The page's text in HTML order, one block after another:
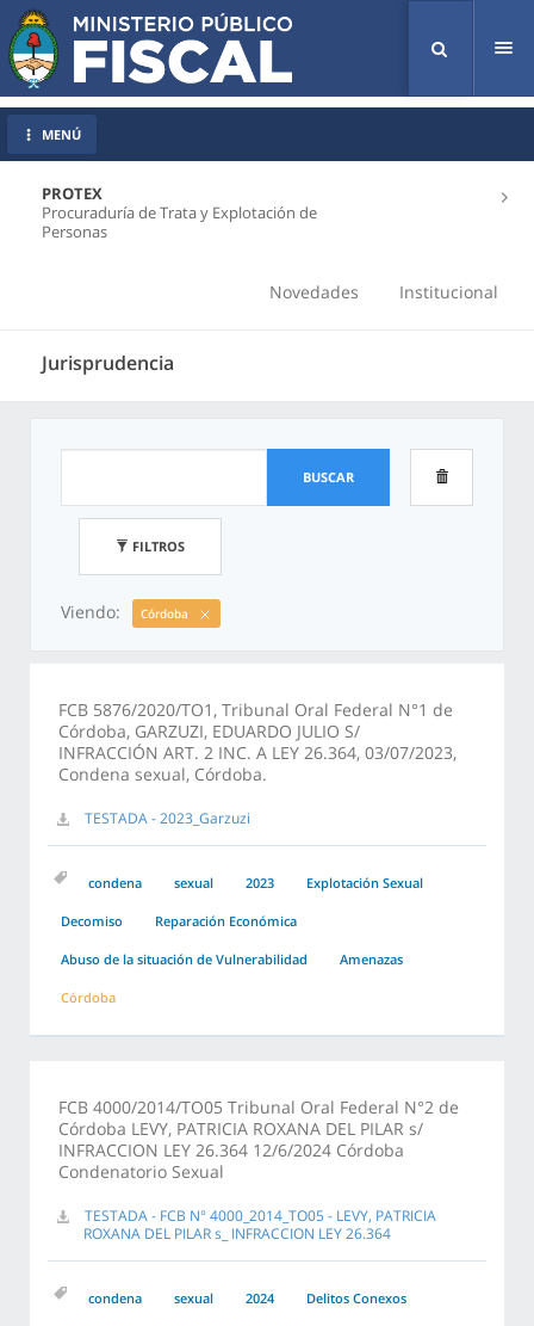
PROTEX
Procuraduría de Trata y Explotación de
Personas
Novedades Institucional
Jurisprudencia
MENÚ
BUSCAR
FILTROS
Viendo: Córdoba
FCB 5876/2020/TO1, Tribunal Oral Federal N°1 de
Córdoba, GARZUZI, EDUARDO JULIO S/
INFRACCIÓN ART. 2 INC. A LEY 26.364, 03/07/2023,
Condena sexual, Córdoba.
TESTADA - 2023_Garzuzi
condena sexual 2023 Explotación Sexual
Decomiso Reparación Económica
Abuso de la situación de Vulnerabilidad Amenazas
Córdoba
FCB 4000/2014/TO05 Tribunal Oral Federal N°2 de
Córdoba LEVY, PATRICIA ROXANA DEL PILAR s/
INFRACCION LEY 26.364 12/6/2024 Córdoba
Condenatorio Sexual
TESTADA - FCB N° 4000_2014_TO05 - LEVY, PATRICIA
ROXANA DEL PILAR s_ INFRACCION LEY 26.364
condena sexual 2024 Delitos Conexos